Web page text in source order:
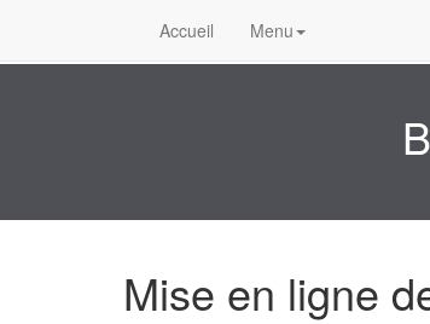
Accueil Menu
Mise en ligne